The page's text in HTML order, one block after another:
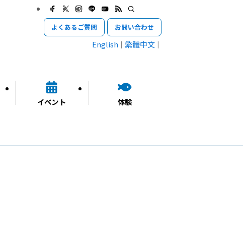
イベント 体験
よくあるご質問 お問い合わせ
English 繁體中文